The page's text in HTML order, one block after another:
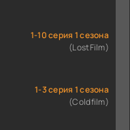
1-10 серия 1 сезона
(LostFilm)
1-3 серия 1 сезона
(Coldfilm)